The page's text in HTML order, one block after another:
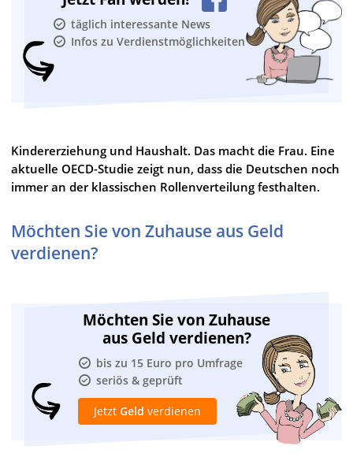
täglich interessante News
Infos zu Verdienstmöglichkeiten
Kindererziehung und Haushalt. Das macht die Frau. Eine
aktuelle OECD-Studie zeigt nun, dass die Deutschen noch
immer an der klassischen Rollenverteilung festhalten.
Möchten Sie von Zuhause aus Geld
verdienen?
Möchten Sie von Zuhause
aus Geld verdienen?
bis zu 15 Euro pro Umfrage
seriös & geprüft
Jetzt Geld verdienen